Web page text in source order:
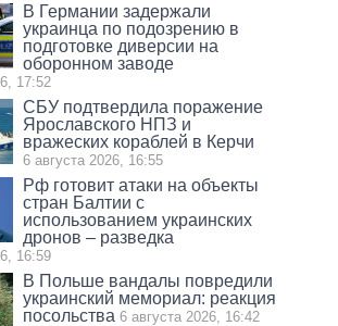
В Германии задержали
украинца по подозрению в
подготовке диверсии на
оборонном заводе
17:52
СБУ подтвердила поражение
Ярославского НПЗ и
вражеских кораблей в Керчи
6 августа 2026, 16:55
Рф готовит атаки на объекты
стран Балтии с
использованием украинских
дронов – разведка
16:59
В Польше вандалы повредили
украинский мемориал: реакция
посольства 6 августа 2026, 16:42